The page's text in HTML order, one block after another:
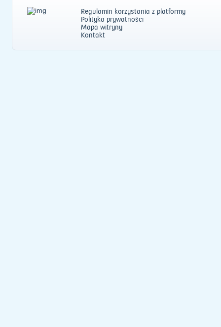
Regulamin korzystania z platformy
Polityka prywatności
Mapa witryny
Kontakt